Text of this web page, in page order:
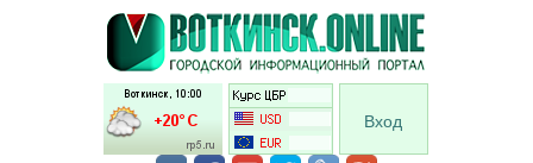
Перейти к основному содержанию
Вход